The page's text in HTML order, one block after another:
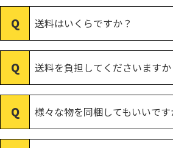
送料はいくらですか？
送料を負担してくださいますか
様々な物を同梱してもいいです